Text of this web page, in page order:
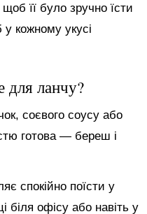
її було зручно їсти
кожному укусі
для ланчу?
соєвого соусу або
готова — береш і
спокійно поїсти у
біля офісу або навіть у